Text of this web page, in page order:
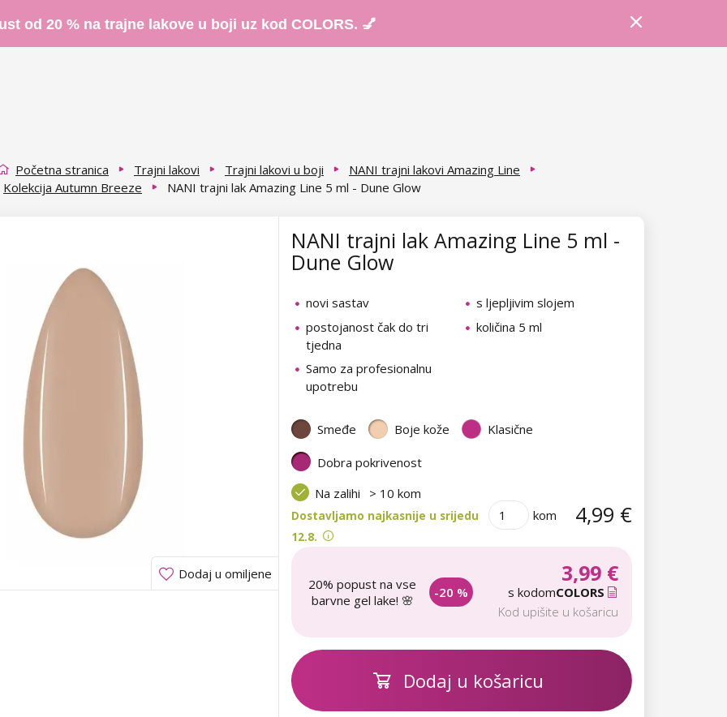
od 20 % na trajne lakove u boji uz kod COLORS. 💅
Početna stranica Trajni lakovi Trajni lakovi u boji
NANI trajni lakovi Amazing Line
Kolekcija Autumn Breeze
NANI trajni lak Amazing Line 5 ml - Dune Glow
Dodaj u omiljene
NANI trajni lak Amazing Line 5 ml -
Dune Glow
novi sastav
s ljepljivim slojem
postojanost čak do tri
tjedna
količina 5 ml
Samo za profesionalnu
upotrebu
Smeđe Boje kože Klasične
Dobra pokrivenost
Na zalihi
> 10 kom
Dostavljamo najkasnije u srijedu
12.8.
kom 4,99 €
20% popust na vse
barvne gel lake! 🌸
-20 %
3,99 €
s kodomCOLORS
Kod upišite u košaricu
Dodaj u košaricu